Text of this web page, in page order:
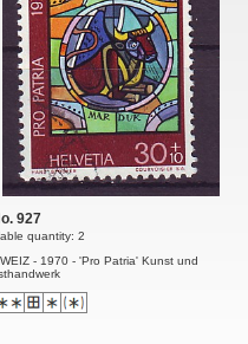
927
quantity: 2
- 1970 - 'Pro Patria' Kunst und